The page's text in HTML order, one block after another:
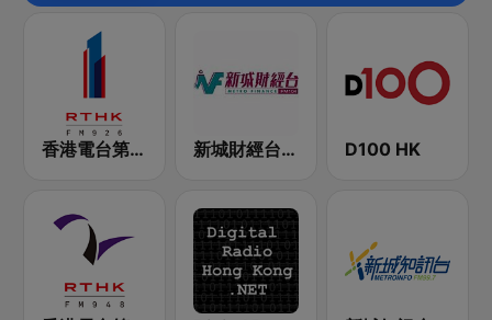
香港電台第一台 RTHK Radio 1 新城財經台 Metro Finance FM104 D100 HK